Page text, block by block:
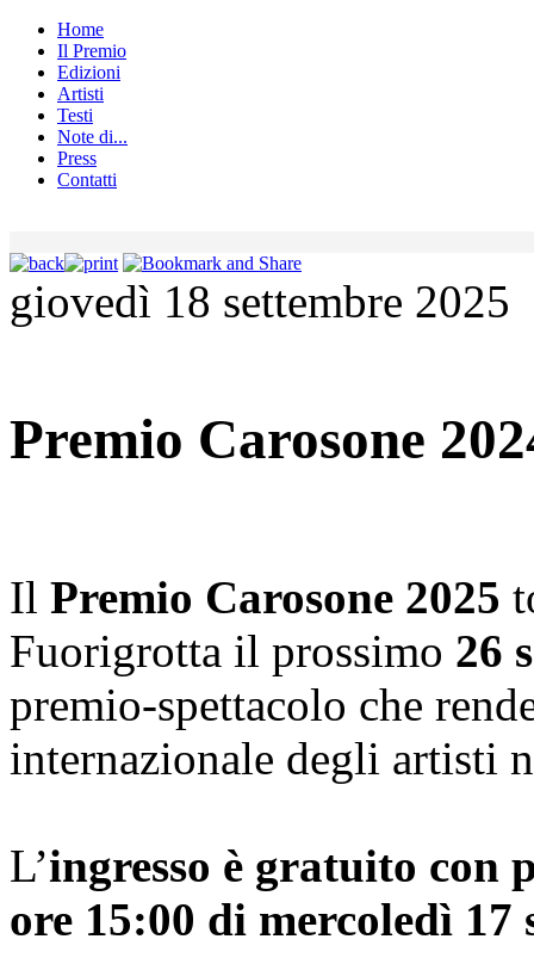
Home
Il Premio
Edizioni
Artisti
Testi
Note di...
Press
Contatti
giovedì 18 settembre 2025
Premio Carosone
Il Premio Carosone 2025
Fuorigrotta il prossimo 26
premio-spettacolo che
internazionale degli artisti
L’ingresso è gratuito con
ore 15:00 di mercoledì 17